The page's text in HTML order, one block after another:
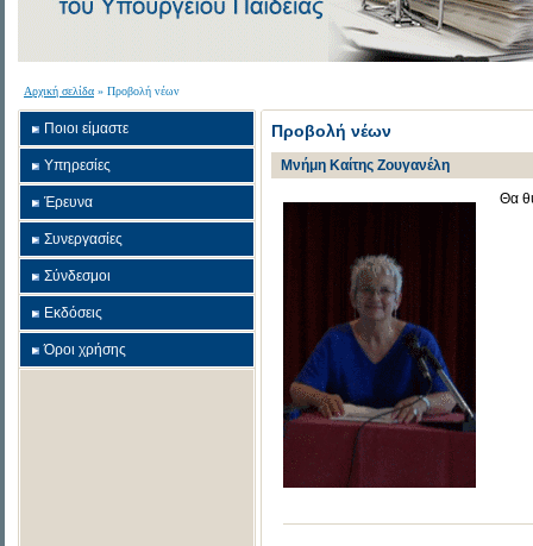
Αρχική σελίδα » Προβολή νέων
Ποιοι είμαστε
Υπηρεσίες
Έρευνα
Συνεργασίες
Σύνδεσμοι
Εκδόσεις
Όροι χρήσης
Προβολή νέων
Μνήμη Καίτης Ζουγανέλη
Θα